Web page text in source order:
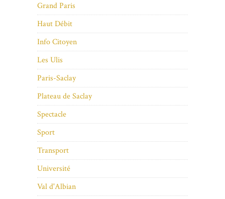
Grand Paris
Haut Débit
Info Citoyen
Les Ulis
Paris-Saclay
Plateau de Saclay
Spectacle
Sport
Transport
Université
Val d'Albian